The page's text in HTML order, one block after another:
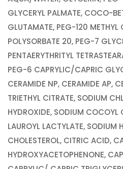
GLYCERYL PALMATE, COCO-
GLUTAMATE, PEG-120 METHYL
POLYSORBATE 20, PEG-7
PENTAERYTHRITYL
PEG-6 CAPRYLIC/CAPRIC
CERAMIDE NP, CERAMIDE AP,
TRIETHYL CITRATE, SODIUM
HYDROXIDE, SODIUM COCOYL
LAUROYL LACTYLATE, SODIUM
CHOLESTEROL, CITRIC ACID,
HYDROXYACETOPHENONE,